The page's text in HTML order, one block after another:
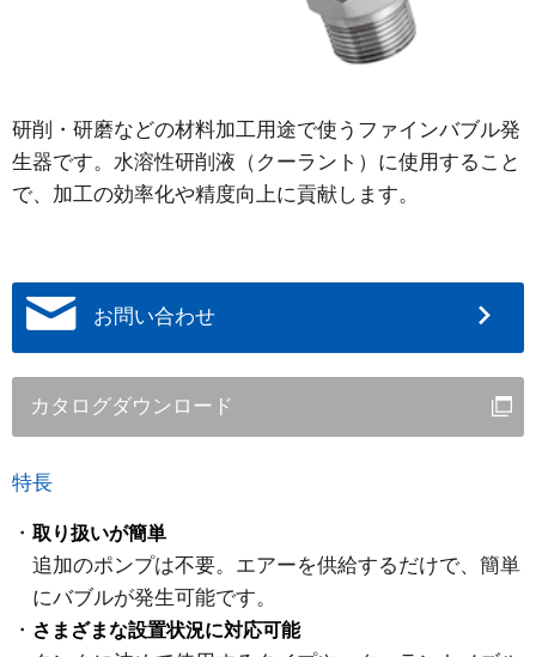
研削・研磨などの材料加工用途で使うファインバブル発
生器です。水溶性研削液（クーラント）に使用すること
で、加工の効率化や精度向上に貢献します。
お問い合わせ
カタログダウンロード
特長
取り扱いが簡単
追加のポンプは不要。エアーを供給するだけで、簡単
にバブルが発生可能です。
さまざまな設置状況に対応可能